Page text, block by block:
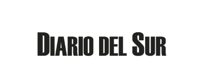
contenido